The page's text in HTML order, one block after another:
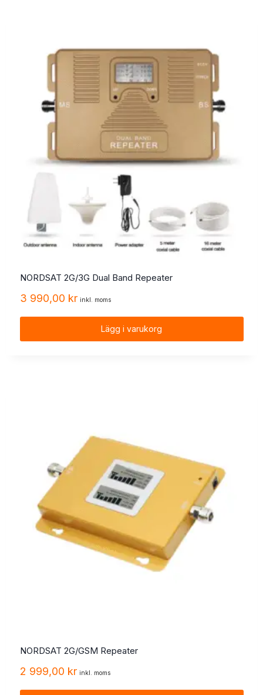
NORDSAT 2G/3G Dual Band Repeater
3 990,00 kr inkl. moms
Lägg i varukorg
NORDSAT 2G/GSM Repeater
2 999,00 kr inkl. moms